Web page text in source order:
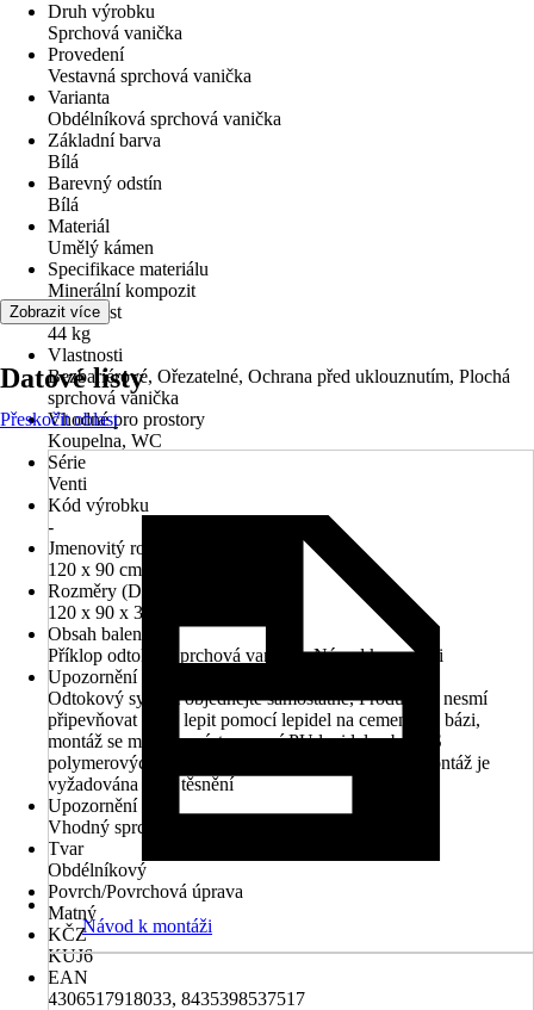
Druh výrobku
Sprchová vanička
Provedení
Vestavná sprchová vanička
Varianta
Obdélníková sprchová vanička
Základní barva
Bílá
Barevný odstín
Bílá
Materiál
Umělý kámen
Specifikace materiálu
Minerální kompozit
Hmotnost
44 kg
Vlastnosti
Bezbariérové, Ořezatelné, Ochrana před uklouznutím, Plochá
sprchová vanička
Vhodné pro prostory
Koupelna, WC
Série
Venti
Kód výrobku
-
Jmenovitý rozmer (DxŠ)
120 x 90 cm
Rozměry (DxŠxV)
120 x 90 x 3 cm
Obsah balení
Příklop odtoku, Sprchová vanička, Návod k montáži
Upozornění
Odtokový systém objednejte samostatně, Produkt se nesmí
připevňovat nebo lepit pomocí lepidel na cementové bázi,
montáž se musí provést pomocí PU lepidel nebo MS
polymerových lepidel., Pro odborně provedenou montáž je
vyžadována sada těsnění
Upozornění
Vhodný sprchový odtok 5195329
Tvar
Obdélníkový
Povrch/Povrchová úprava
Matný
KČZ
KUJ6
EAN
4306517918033, 8435398537517
Zobrazit více
Datové listy
Přeskočit oblast
Návod k montáži